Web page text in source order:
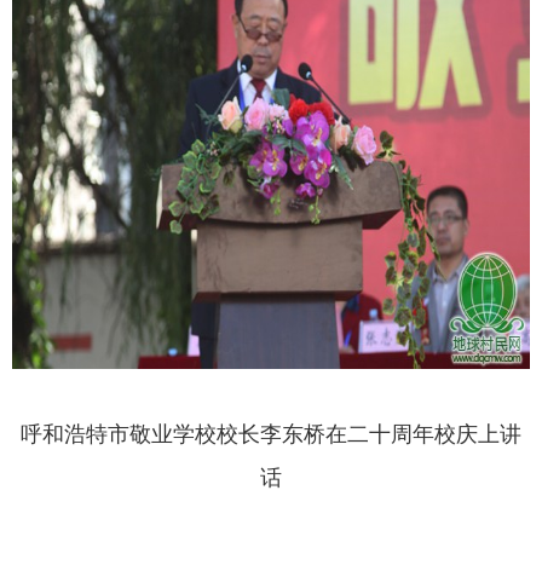
呼和浩特市敬业学校校长李东桥在二十周年校庆上讲
话